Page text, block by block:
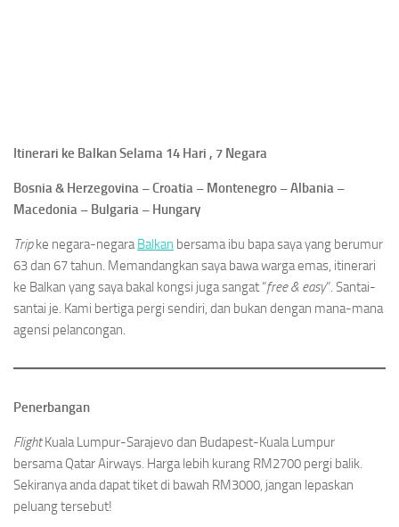
Itinerari ke Balkan Selama 14 Hari , 7 Negara
Bosnia & Herzegovina – Croatia – Montenegro – Albania –
Macedonia – Bulgaria – Hungary
Tripke negara-negaraBalkan bersama ibu bapa saya yang berumur
63 dan 67 tahun. Memandangkan saya bawa warga emas, itinerari
ke Balkan yang saya bakal kongsi juga sangat “free & easy”. Santai-
santai je. Kami bertiga pergi sendiri, dan bukan dengan mana-mana
agensi pelancongan.
Penerbangan
FlightKuala Lumpur-Sarajevo dan Budapest-Kuala Lumpur
bersama Qatar Airways. Harga lebih kurang RM2700 pergi balik.
Sekiranya anda dapat tiket di bawah RM3000, jangan lepaskan
peluang tersebut!